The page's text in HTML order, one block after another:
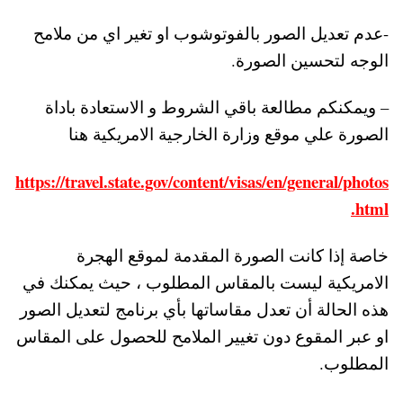
-عدم تعديل الصور بالفوتوشوب او تغير اي من ملامح
الوجه لتحسين الصورة.
– ويمكنكم مطالعة باقي الشروط و الاستعادة باداة
الصورة علي موقع وزارة الخارجية الامريكية هنا
https://travel.state.gov/content/visas/en/general/photos
.html
خاصة إذا كانت الصورة المقدمة لموقع الهجرة
الامريكية ليست بالمقاس المطلوب ، حيث يمكنك في
هذه الحالة أن تعدل مقاساتها بأي برنامج لتعديل الصور
او عبر المقوع دون تغيير الملامح للحصول على المقاس
المطلوب.